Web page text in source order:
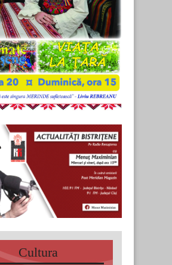
Cultura